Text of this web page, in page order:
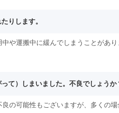
りします。
や運搬中に緩んでしまうことがあ
て）しまいました。不良でしょうか
の可能性もございますが、多くの